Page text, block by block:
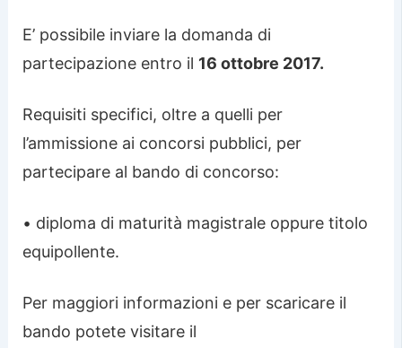
E’ possibile inviare la domanda di
partecipazione entro il 16 ottobre 2017.
Requisiti specifici, oltre a quelli per
l’ammissione ai concorsi pubblici, per
partecipare al bando di concorso:
• diploma di maturità magistrale oppure titolo
equipollente.
Per maggiori informazioni e per scaricare il
bando potete visitare il